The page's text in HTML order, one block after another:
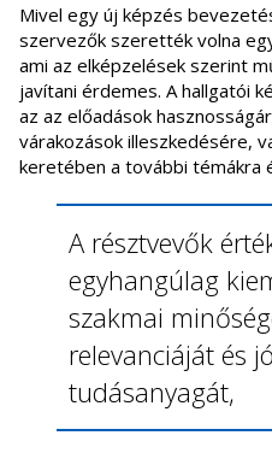
Mivel egy új képzés
szervezők szerették volna
ami az elképzelések szerint
javítani érdemes. A hallgatói
az az előadások
várakozások illeszkedésére,
keretében a további témákra
A résztvevők
egyhangúlag
szakmai
relevanciáját és
tudásanyagát,